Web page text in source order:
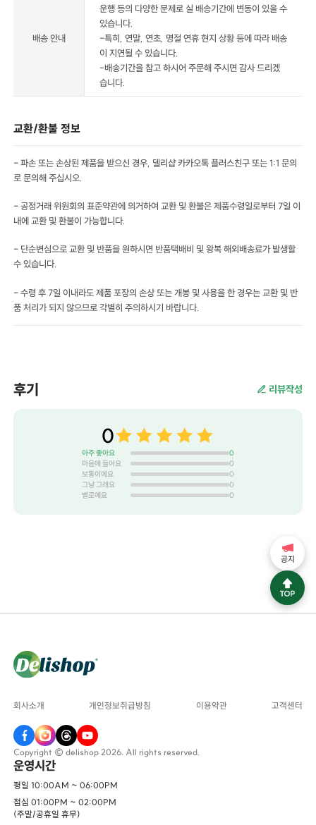
배송 안내
운행 등의 다양한 문제로 실 배송기간에 변동이 있을 수
있습니다.
-특히, 연말, 연초, 명절 연휴 현지 상황 등에 따라 배송
이 지연될 수 있습니다.
-배송기간을 참고 하시어 주문해 주시면 감사 드리겠
습니다.
교환/환불 정보
- 파손 또는 손상된 제품을 받으신 경우, 델리샵 카카오톡 플러스친구 또는 1:1 문의
로 문의해 주십시오.
- 공정거래 위원회의 표준약관에 의거하여 교환 및 환불은 제품수령일로부터 7일 이
내에 교환 및 환불이 가능합니다.
- 단순변심으로 교환 및 반품을 원하시면 반품택배비 및 왕복 해외배송료가 발생할
수 있습니다.
- 수령 후 7일 이내라도 제품 포장의 손상 또는 개봉 및 사용을 한 경우는 교환 및 반
품 처리가 되지 않으므로 각별히 주의하시기 바랍니다.
후기 리뷰작성
0
아주 좋아요
0
마음에 들어요
0
보통이에요
0
그냥 그래요
0
별로예요
0
회사소개 개인정보취급방침 이용약관 고객센터
Copyright © delishop 2026. All rights reserved.
운영시간
평일 10:00AM ~ 06:00PM
점심 01:00PM ~ 02:00PM
(주말/공휴일 휴무)
공지